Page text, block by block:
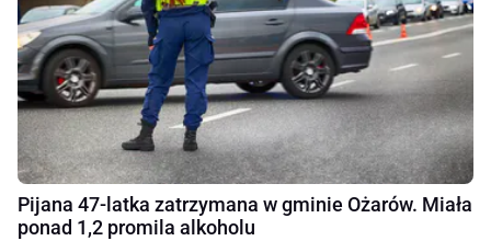
Pijana 47-latka zatrzymana w gminie Ożarów. Miała
ponad 1,2 promila alkoholu